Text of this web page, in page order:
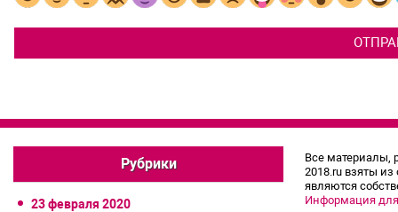
Рубрики
23 февраля 2020
Все материалы,
2018.ru взяты
являются
Информация